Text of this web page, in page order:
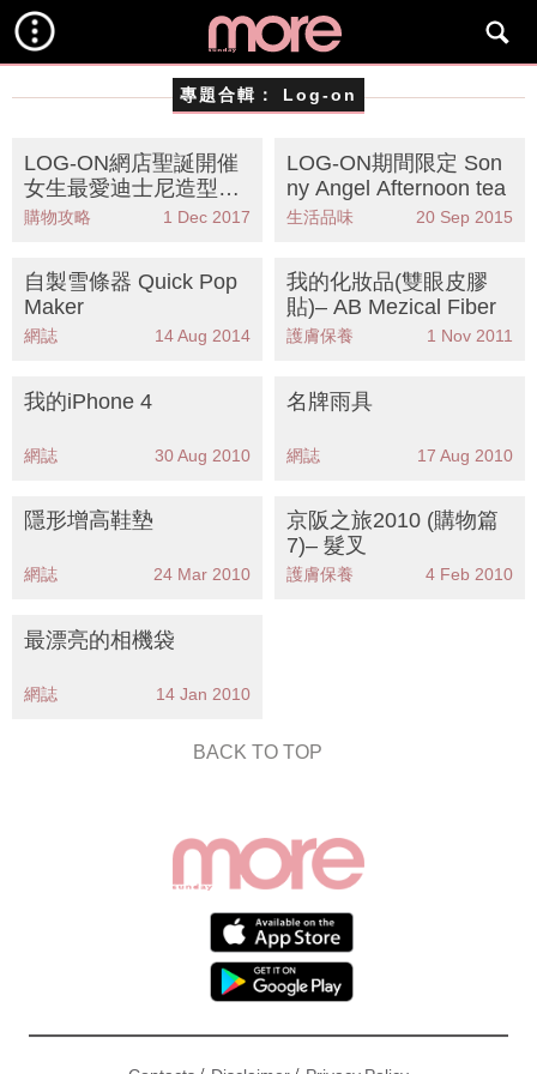
專題合輯： Log-on
LOG-ON網店聖誕開催
女生最愛迪士尼造型雙
面袋
購物攻略 1 Dec 2017
LOG-ON期間限定 Son
ny Angel Afternoon tea
生活品味 20 Sep 2015
自製雪條器 Quick Pop
Maker
網誌 14 Aug 2014
我的化妝品(雙眼皮膠
貼)– AB Mezical Fiber
護膚保養 1 Nov 2011
我的iPhone 4
網誌 30 Aug 2010
名牌雨具
網誌 17 Aug 2010
隱形增高鞋墊
網誌 24 Mar 2010
京阪之旅2010 (購物篇
7)– 髮叉
護膚保養 4 Feb 2010
最漂亮的相機袋
網誌 14 Jan 2010
BACK TO TOP